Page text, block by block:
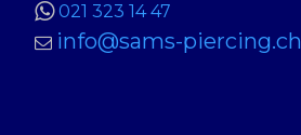
021 323 14 47
info@sams-piercing.ch